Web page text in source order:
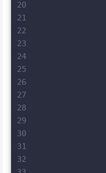
20
21
22
23
24
25
26
27
28
29
30
31
32